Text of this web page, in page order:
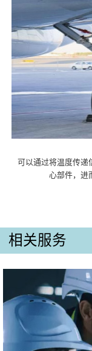
可以通过将温度传递
心部件，进
相关服务